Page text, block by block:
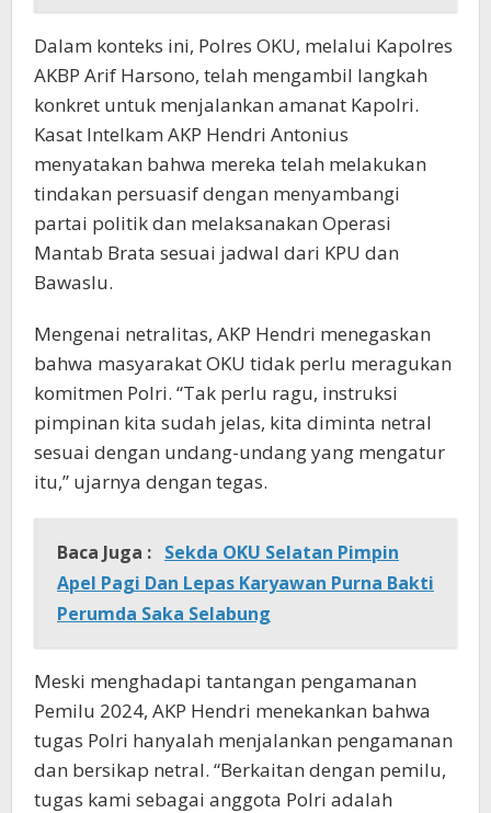
Dalam konteks ini, Polres OKU, melalui Kapolres
AKBP Arif Harsono, telah mengambil langkah
konkret untuk menjalankan amanat Kapolri.
Kasat Intelkam AKP Hendri Antonius
menyatakan bahwa mereka telah melakukan
tindakan persuasif dengan menyambangi
partai politik dan melaksanakan Operasi
Mantab Brata sesuai jadwal dari KPU dan
Bawaslu.
Mengenai netralitas, AKP Hendri menegaskan
bahwa masyarakat OKU tidak perlu meragukan
komitmen Polri. “Tak perlu ragu, instruksi
pimpinan kita sudah jelas, kita diminta netral
sesuai dengan undang-undang yang mengatur
itu,” ujarnya dengan tegas.
Baca Juga : Sekda OKU Selatan Pimpin
Apel Pagi Dan Lepas Karyawan Purna Bakti
Perumda Saka Selabung
Meski menghadapi tantangan pengamanan
Pemilu 2024, AKP Hendri menekankan bahwa
tugas Polri hanyalah menjalankan pengamanan
dan bersikap netral. “Berkaitan dengan pemilu,
tugas kami sebagai anggota Polri adalah